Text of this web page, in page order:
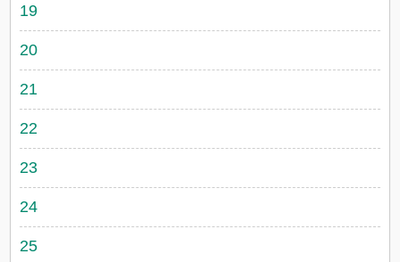
19
20
21
22
23
24
25